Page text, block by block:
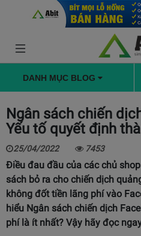
DANH MỤC BLOG
Ngân sách chiến
Yếu tố quyết định
25/04/2022 7453
Điều đau đầu của các chủ
sách bỏ ra cho chiến dịch
không đốt tiền lãng phí vào
hiểu Ngân sách chiến dịch
phí là ít nhất? Vậy hãy đọc